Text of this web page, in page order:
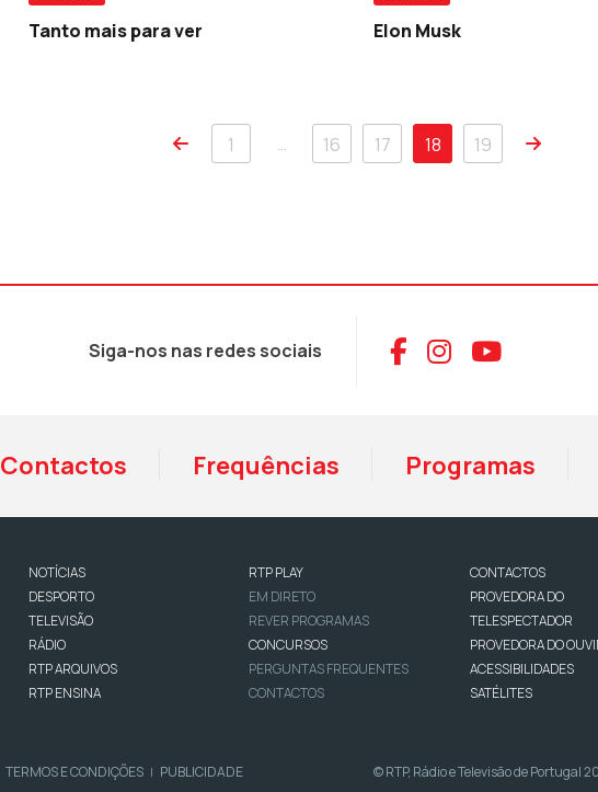
Tanto mais para ver Elon Musk
1 … 16 17 18 19
Siga-nos nas redes sociais Aceder ao
Aceder ao
Aceder
Contactos Frequências Programas
NOTÍCIAS
DESPORTO
TELEVISÃO
RÁDIO
RTP ARQUIVOS
RTP ENSINA
RTP PLAY
EM DIRETO
REVER PROGRAMAS
CONCURSOS
PERGUNTAS FREQUENTES
CONTACTOS
CONTACTOS
PROVEDORA DO
TELESPECTADOR
PROVEDORA DO
ACESSIBILIDADES
SATÉLITES
TERMOS E CONDIÇÕES | PUBLICIDADE © RTP, Rádio e Televisão de Portugal